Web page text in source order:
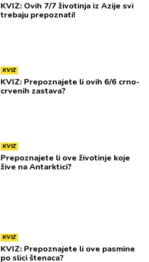
KVIZ: Ovih 7/7 životinja iz Azije svi
trebaju prepoznati!
KVIZ
KVIZ: Prepoznajete li ovih 6/6 crno-
crvenih zastava?
KVIZ
Prepoznajete li ove životinje koje
žive na Antarktici?
KVIZ
KVIZ: Prepoznajete li ove pasmine
po slici štenaca?